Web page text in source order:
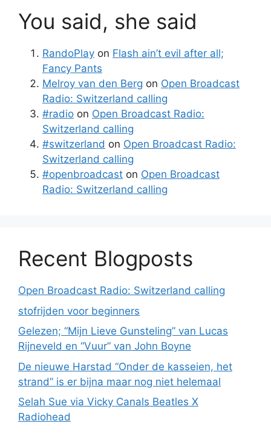
You said, she said
RandoPlay on Flash ain’t evil after all;
Fancy Pants
Melroy van den Berg on Open Broadcast
Radio: Switzerland calling
#radio on Open Broadcast Radio:
Switzerland calling
#switzerland on Open Broadcast Radio:
Switzerland calling
#openbroadcast on Open Broadcast
Radio: Switzerland calling
Recent Blogposts
Open Broadcast Radio: Switzerland calling
stofrijden voor beginners
Gelezen; “Mijn Lieve Gunsteling” van Lucas
Rijneveld en “Vuur” van John Boyne
De nieuwe Harstad “Onder de kasseien, het
strand” is er bijna maar nog niet helemaal
Selah Sue via Vicky Canals Beatles X
Radiohead